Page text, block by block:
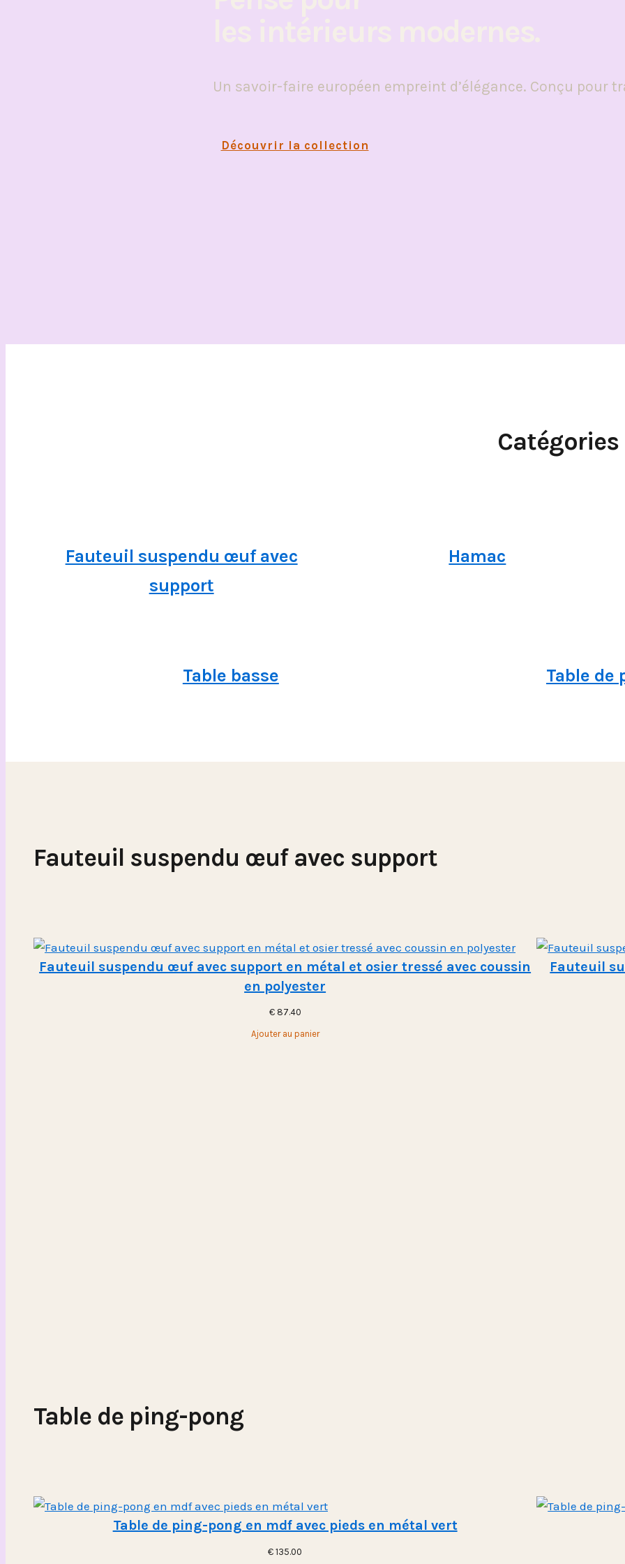
Un savoir-faire européen empreint d’élégance. Conçu pour
Découvrir la collection
Fauteuil suspendu œuf avec
support
Hamac
Table basse Table de
Fauteuil suspendu œuf avec support
Fauteuil suspendu œuf avec support en métal et osier tressé avec coussin
en polyester
€87.40
Ajouter au panier
Fauteuil
Table de ping-pong
Table de ping-pong en mdf avec pieds en métal vert
€ 135.00